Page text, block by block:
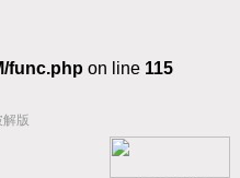
func.php on line 115
版